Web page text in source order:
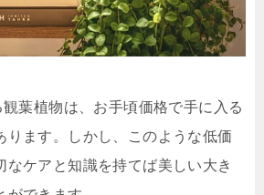
葉植物は、お手頃価格で手に入る
ります。しかし、このような低価
なケアと知識を持てば美しい大き